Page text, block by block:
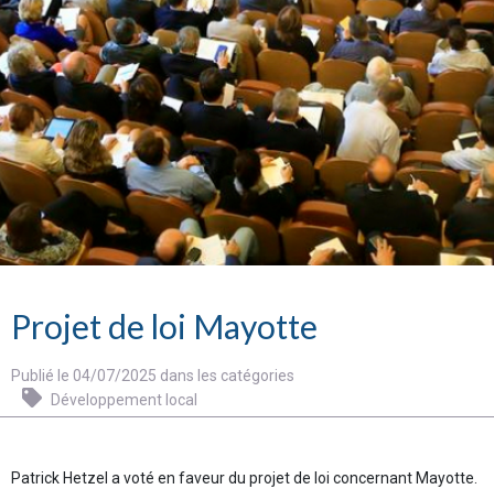
Projet de loi Mayotte
Publié le 04/07/2025 dans les catégories
Développement local
Patrick Hetzel a voté en faveur du projet de loi concernant Mayotte.